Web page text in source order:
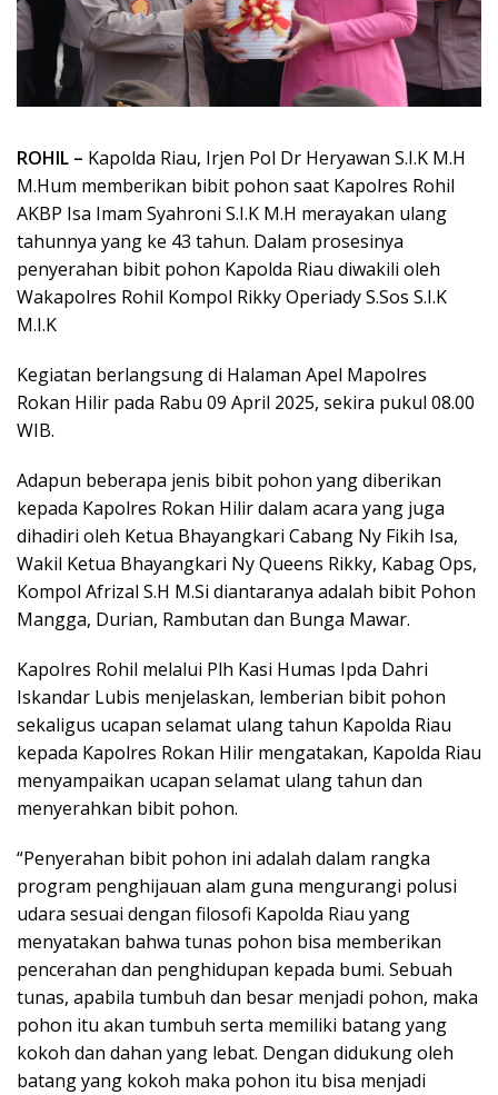
ROHIL – Kapolda Riau, Irjen Pol Dr Heryawan S.I.K M.H
M.Hum memberikan bibit pohon saat Kapolres Rohil
AKBP Isa Imam Syahroni S.I.K M.H merayakan ulang
tahunnya yang ke 43 tahun. Dalam prosesinya
penyerahan bibit pohon Kapolda Riau diwakili oleh
Wakapolres Rohil Kompol Rikky Operiady S.Sos S.I.K
M.I.K
Kegiatan berlangsung di Halaman Apel Mapolres
Rokan Hilir pada Rabu 09 April 2025, sekira pukul 08.00
WIB.
Adapun beberapa jenis bibit pohon yang diberikan
kepada Kapolres Rokan Hilir dalam acara yang juga
dihadiri oleh Ketua Bhayangkari Cabang Ny Fikih Isa,
Wakil Ketua Bhayangkari Ny Queens Rikky, Kabag Ops,
Kompol Afrizal S.H M.Si diantaranya adalah bibit Pohon
Mangga, Durian, Rambutan dan Bunga Mawar.
Kapolres Rohil melalui Plh Kasi Humas Ipda Dahri
Iskandar Lubis menjelaskan, lemberian bibit pohon
sekaligus ucapan selamat ulang tahun Kapolda Riau
kepada Kapolres Rokan Hilir mengatakan, Kapolda Riau
menyampaikan ucapan selamat ulang tahun dan
menyerahkan bibit pohon.
“Penyerahan bibit pohon ini adalah dalam rangka
program penghijauan alam guna mengurangi polusi
udara sesuai dengan filosofi Kapolda Riau yang
menyatakan bahwa tunas pohon bisa memberikan
pencerahan dan penghidupan kepada bumi. Sebuah
tunas, apabila tumbuh dan besar menjadi pohon, maka
pohon itu akan tumbuh serta memiliki batang yang
kokoh dan dahan yang lebat. Dengan didukung oleh
batang yang kokoh maka pohon itu bisa menjadi